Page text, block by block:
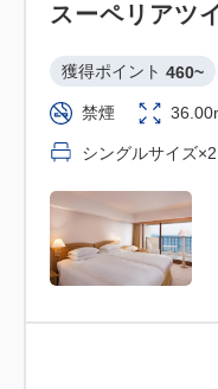
スーペリアツ
獲得ポイント 460~
禁煙
シングルサイズ×2